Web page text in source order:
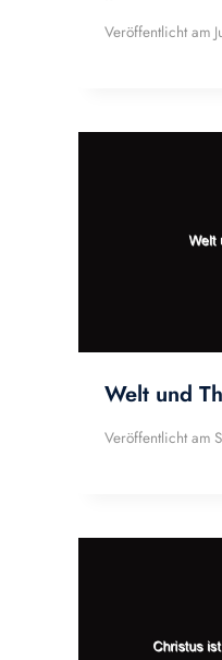
Veröffentlicht am
Welt und
Veröffentlicht am